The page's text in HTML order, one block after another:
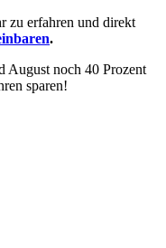
zu erfahren und direkt
.
August noch 40 Prozent
sparen!